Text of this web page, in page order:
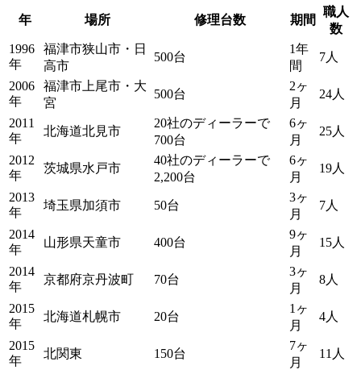
年
場所 修理台数 期間
職人
数
1996
年
福津市狭山市・日
高市
500台
1年
間
7人
2006
年
福津市上尾市・大
宮
500台
2ヶ
月
24人
2011
年
北海道北見市
20社のディーラーで
700台
6ヶ
月
25人
2012
年
茨城県水戸市
40社のディーラーで
2,200台
6ヶ
月
19人
2013
年
埼玉県加須市 50台
3ヶ
月
7人
2014
年
山形県天童市 400台
9ヶ
月
15人
2014
年
京都府京丹波町 70台
3ヶ
月
8人
2015
年
北海道札幌市 20台
1ヶ
月
4人
2015
年
北関東 150台
7ヶ
月
11人